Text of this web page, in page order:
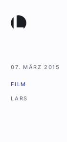
07. MÄRZ 2015
FILM
LARS